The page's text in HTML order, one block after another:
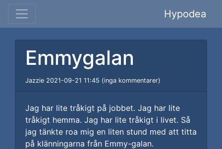
Hypodea
Emmygalan
Jazzie 2021-09-21 11:45 (inga kommentarer)
Jag har lite tråkigt på jobbet. Jag har lite
tråkigt hemma. Jag har lite tråkigt i livet. Så
jag tänkte roa mig en liten stund med att titta
på klänningarna från Emmy-galan.